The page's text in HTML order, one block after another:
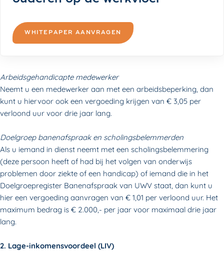
WHITEPAPER AANVRAGEN
Arbeidsgehandicapte medewerker
Neemt u een medewerker aan met een arbeidsbeperking, dan
kunt u hiervoor ook een vergoeding krijgen van € 3,05 per
verloond uur voor drie jaar lang.
Doelgroep banenafspraak en scholingsbelemmerden
Als u iemand in dienst neemt met een scholingsbelemmering
(deze persoon heeft of had bij het volgen van onderwijs
problemen door ziekte of een handicap) of iemand die in het
Doelgroepregister Banenafspraak van UWV staat, dan kunt u
hier een vergoeding aanvragen van € 1,01 per verloond uur. Het
maximum bedrag is € 2.000,- per jaar voor maximaal drie jaar
lang.
2. Lage-inkomensvoordeel (LIV)